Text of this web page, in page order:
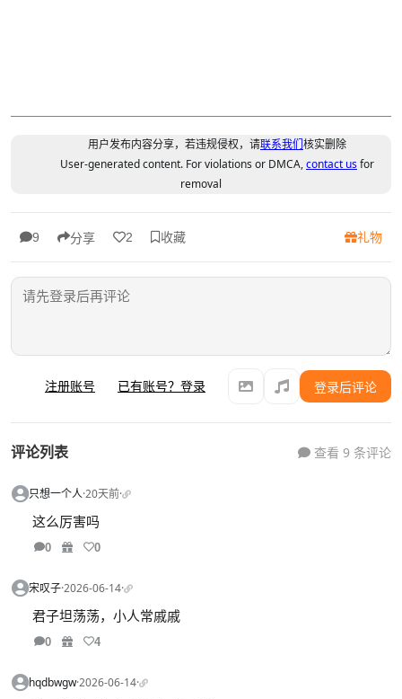
用户发布内容分享，若违规侵权，请联系我们核实删除
User-generated content. For violations or DMCA,contact usfor
removal
9 分享 2 收藏 礼物
注册账号 已有账号？登录 登录后评论
评论列表 查看 9 条评论
只想一个人·20天前·
这么厉害吗
0 0
宋叹子·2026-06-14·
君子坦荡荡，小人常戚戚
0 4
hqdbwgw·2026-06-14·